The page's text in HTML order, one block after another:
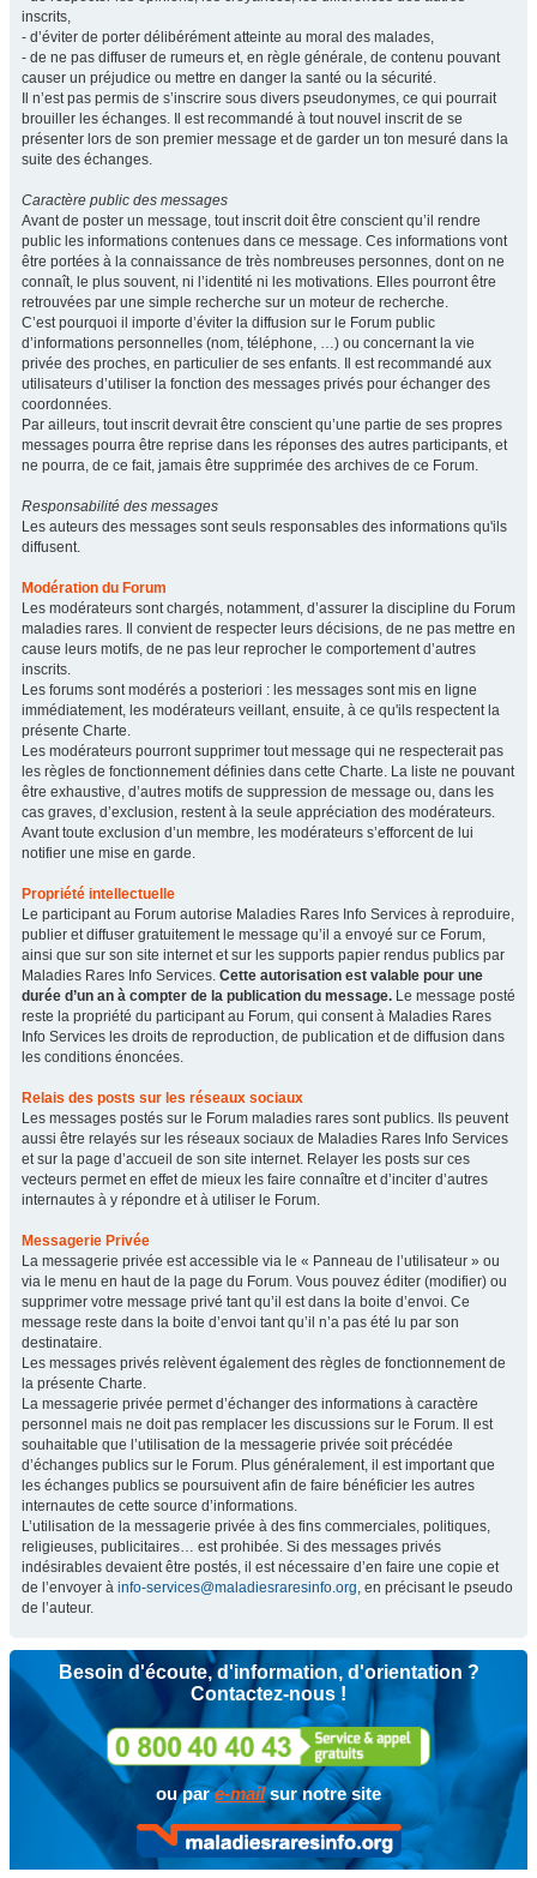
inscrits,
- d’éviter de porter délibérément atteinte au moral des malades,
- de ne pas diffuser de rumeurs et, en règle générale, de contenu pouvant
causer un préjudice ou mettre en danger la santé ou la sécurité.
Il n’est pas permis de s’inscrire sous divers pseudonymes, ce qui pourrait
brouiller les échanges. Il est recommandé à tout nouvel inscrit de se
présenter lors de son premier message et de garder un ton mesuré dans la
suite des échanges.
Caractère public des messages
Avant de poster un message, tout inscrit doit être conscient qu’il rendre
public les informations contenues dans ce message. Ces informations vont
être portées à la connaissance de très nombreuses personnes, dont on ne
connaît, le plus souvent, ni l’identité ni les motivations. Elles pourront être
retrouvées par une simple recherche sur un moteur de recherche.
C’est pourquoi il importe d’éviter la diffusion sur le Forum public
d’informations personnelles (nom, téléphone, …) ou concernant la vie
privée des proches, en particulier de ses enfants. Il est recommandé aux
utilisateurs d’utiliser la fonction des messages privés pour échanger des
coordonnées.
Par ailleurs, tout inscrit devrait être conscient qu’une partie de ses propres
messages pourra être reprise dans les réponses des autres participants, et
ne pourra, de ce fait, jamais être supprimée des archives de ce Forum.
Responsabilité des messages
Les auteurs des messages sont seuls responsables des informations qu'ils
diffusent.
Modération du Forum
Les modérateurs sont chargés, notamment, d’assurer la discipline du Forum
maladies rares. Il convient de respecter leurs décisions, de ne pas mettre en
cause leurs motifs, de ne pas leur reprocher le comportement d’autres
inscrits.
Les forums sont modérés a posteriori : les messages sont mis en ligne
immédiatement, les modérateurs veillant, ensuite, à ce qu'ils respectent la
présente Charte.
Les modérateurs pourront supprimer tout message qui ne respecterait pas
les règles de fonctionnement définies dans cette Charte. La liste ne pouvant
être exhaustive, d’autres motifs de suppression de message ou, dans les
cas graves, d’exclusion, restent à la seule appréciation des modérateurs.
Avant toute exclusion d’un membre, les modérateurs s’efforcent de lui
notifier une mise en garde.
Propriété intellectuelle
Le participant au Forum autorise Maladies Rares Info Services à reproduire,
publier et diffuser gratuitement le message qu’il a envoyé sur ce Forum,
ainsi que sur son site internet et sur les supports papier rendus publics par
Maladies Rares Info Services. Cette autorisation est valable pour une
durée d’un an à compter de la publication du message. Le message posté
reste la propriété du participant au Forum, qui consent à Maladies Rares
Info Services les droits de reproduction, de publication et de diffusion dans
les conditions énoncées.
Relais des posts sur les réseaux sociaux
Les messages postés sur le Forum maladies rares sont publics. Ils peuvent
aussi être relayés sur les réseaux sociaux de Maladies Rares Info Services
et sur la page d’accueil de son site internet. Relayer les posts sur ces
vecteurs permet en effet de mieux les faire connaître et d’inciter d’autres
internautes à y répondre et à utiliser le Forum.
Messagerie Privée
La messagerie privée est accessible via le « Panneau de l’utilisateur » ou
via le menu en haut de la page du Forum. Vous pouvez éditer (modifier) ou
supprimer votre message privé tant qu’il est dans la boite d’envoi. Ce
message reste dans la boite d’envoi tant qu’il n’a pas été lu par son
destinataire.
Les messages privés relèvent également des règles de fonctionnement de
la présente Charte.
La messagerie privée permet d’échanger des informations à caractère
personnel mais ne doit pas remplacer les discussions sur le Forum. Il est
souhaitable que l’utilisation de la messagerie privée soit précédée
d’échanges publics sur le Forum. Plus généralement, il est important que
les échanges publics se poursuivent afin de faire bénéficier les autres
internautes de cette source d’informations.
L’utilisation de la messagerie privée à des fins commerciales, politiques,
religieuses, publicitaires… est prohibée. Si des messages privés
indésirables devaient être postés, il est nécessaire d’en faire une copie et
de l’envoyer à info-services@maladiesraresinfo.org, en précisant le pseudo
de l’auteur.
Besoin d'écoute, d'information, d'orientation ?
Contactez-nous !
ou pare-mailsur notre site